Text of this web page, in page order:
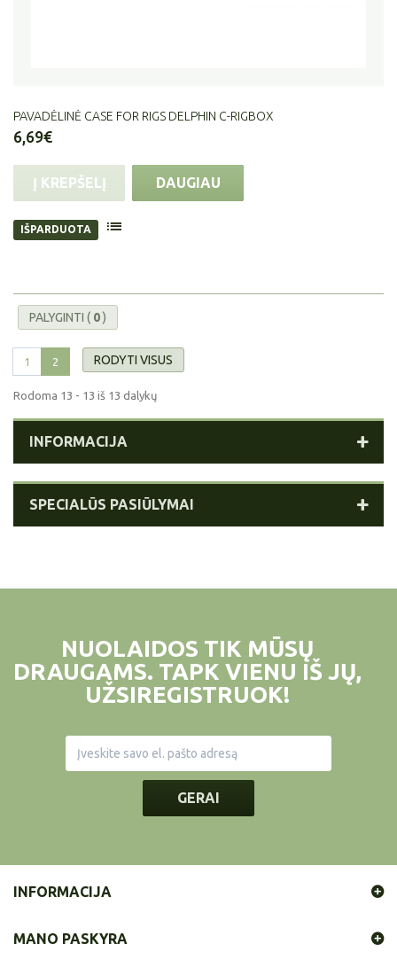
PAVADĖLINĖ CASE FOR RIGS DELPHIN C-RIGBOX
6,69€
Į KREPŠELĮ DAUGIAU
IŠPARDUOTA
PALYGINTI ( 0)
RODYTI VISUS
1 2
Rodoma 13 - 13 iš 13 dalykų
INFORMACIJA
SPECIALŪS PASIŪLYMAI
NUOLAIDOS TIK MŪSŲ
DRAUGAMS. TAPK VIENU IŠ JŲ,
UŽSIREGISTRUOK!
GERAI
INFORMACIJA
MANO PASKYRA